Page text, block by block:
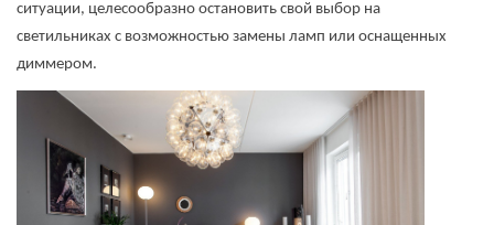
ситуации, целесообразно остановить свой выбор на
светильниках с возможностью замены ламп или оснащенных
диммером.